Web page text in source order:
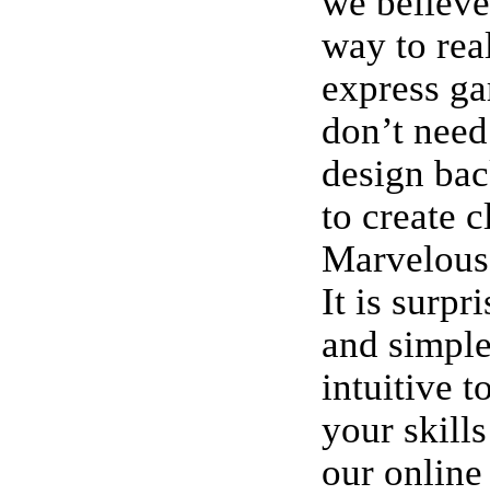
way to
express
don’t
design
to create
It is
and
intuitive
your
our